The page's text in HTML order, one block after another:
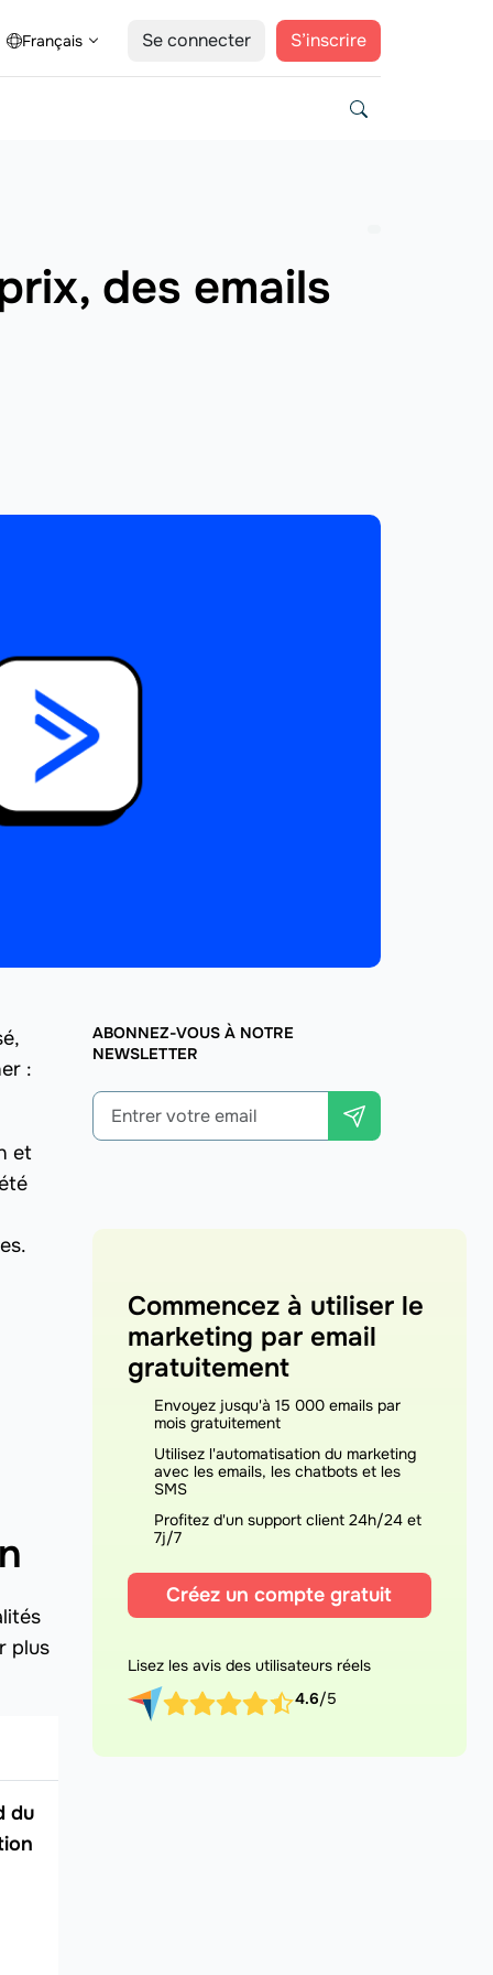
Français Se connecter S’inscrire
des emails
:
et
plus
du
ABONNEZ-VOUS À NOTRE
NEWSLETTER
Commencez à utiliser le
marketing par email
gratuitement
Envoyez jusqu'à 15 000 emails par
mois gratuitement
Utilisez l'automatisation du marketing
avec les emails, les chatbots et les
SMS
Profitez d'un support client 24h/24 et
7j/7
Créez un compte gratuit
Lisez les avis des utilisateurs réels
4.6/5